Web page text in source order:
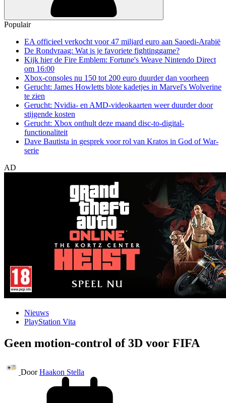
Populair
EA officieel verkocht voor 47 miljard euro aan Saoedi-Arabië
De Rondvraag: Wat is je favoriete fightinggame?
Kijk hier de Fire Emblem: Fortune's Weave Nintendo Direct
om 16:00
Xbox-consoles nu 150 tot 200 euro duurder dan voorheen
Gerucht: James Howletts blote kadetjes in Marvel's Wolverine
te zien
Gerucht: Nvidia- en AMD-videokaarten weer duurder door
stijgende kosten
Gerucht: Xbox onthult deze maand disc-to-digital-
functionaliteit
Dave Bautista in gesprek voor rol van Kratos in God of War-
serie
AD
Nieuws
PlayStation Vita
Geen motion-control of 3D voor FIFA
Door Haakon Stella